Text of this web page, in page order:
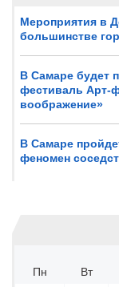
Мероприятия в
большинстве
В Самаре будет
фестиваль Арт-
воображение»
В Самаре
феномен
Пн
Вт